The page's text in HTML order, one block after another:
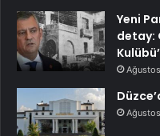
Yeni
detay: